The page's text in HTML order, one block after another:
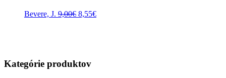
Bevere, J. 9,00€ Pôvodná
8,55€Aktuálna
Kategórie produktov